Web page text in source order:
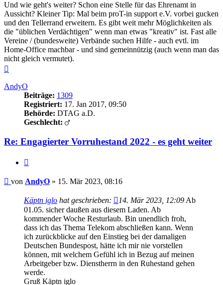
Und wie geht's weiter? Schon eine Stelle für das Ehrenamt in
Aussicht? Kleiner Tip: Mal beim proT-in support e.V. vorbei gucken
und den Tellerrand erweitern. Es gibt weit mehr Möglichkeiten als
die "üblichen Verdächtigen" wenn man etwas "kreativ" ist. Fast alle
Vereine / (bundesweite) Verbände suchen Hilfe - auch evtl. im
Home-Office machbar - und sind gemeinnützig (auch wenn man das
nicht gleich vermutet).
AndyO
Beiträge: 1309
Registriert: 17. Jan 2017, 09:50
Behörde: DTAG a.D.
Geschlecht:
Re: Engagierter Vorruhestand 2022 - es geht weiter
Beitrag
von AndyO » 15. Mär 2023, 08:16
Käptn iglo hat geschrieben: 14. Mär 2023, 12:09 Ab
01.05. sicher daußen aus diesem Laden. Ab
kommender Woche Resturlaub. Bin unendlich froh,
dass ich das Thema Telekom abschließen kann. Wenn
ich zurückblicke auf den Einstieg bei der damaligen
Deutschen Bundespost, hätte ich mir nie vorstellen
können, mit welchem Gefühl ich in Bezug auf meinen
Arbeitgeber bzw. Dienstherrn in den Ruhestand gehen
werde.
Gruß Käptn iglo